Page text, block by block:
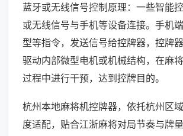
蓝牙或无线信号控制原理：一些智能
或无线信号与手机等设备连接。手机
型等指令，发送信号给控牌器，控牌
驱动内部微型电机或机械结构，在麻
过程中进行干预，达到控牌目的。
杭州本地麻将机控牌器，依托杭州区
度适配，贴合江浙麻将对局节奏与牌